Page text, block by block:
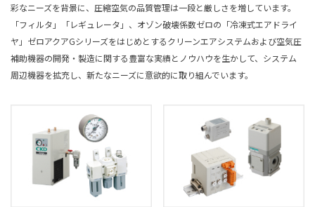
彩なニーズを背景に、圧縮空気の品質管理は一段と厳しさを増しています。
「フィルタ」「レギュレータ」、オゾン破壊係数ゼロの「冷凍式エアドライ
ヤ」ゼロアクアGシリーズをはじめとするクリーンエアシステムおよび空気圧
補助機器の開発・製造に関する豊富な実績とノウハウを生かして、システム
周辺機器を拡充し、新たなニーズに意欲的に取り組んでいます。